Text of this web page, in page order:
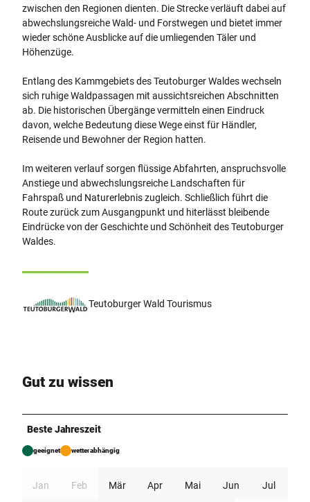
zwischen den Regionen dienten. Die Strecke verläuft dabei auf
abwechslungsreiche Wald- und Forstwegen und bietet immer
wieder schöne Ausblicke auf die umliegenden Täler und
Höhenzüge.
Entlang des Kammgebiets des Teutoburger Waldes wechseln
sich ruhige Waldpassagen mit aussichtsreichen Abschnitten
ab. Die historischen Übergänge vermitteln einen Eindruck
davon, welche Bedeutung diese Wege einst für Händler,
Reisende und Bewohner der Region hatten.
Im weiteren verlauf sorgen flüssige Abfahrten, anspruchsvolle
Anstiege und abwechslungsreiche Landschaften für
Fahrspaß und Naturerlebnis zugleich. Schließlich führt die
Route zurück zum Ausgangpunkt und hiterlässt bleibende
Eindrücke von der Geschichte und Schönheit des Teutoburger
Waldes.
Teutoburger Wald Tourismus
Gut zu wissen
Beste Jahreszeit
geeignet wetterabhängig
Jan Feb Mär Apr Mai Jun Jul